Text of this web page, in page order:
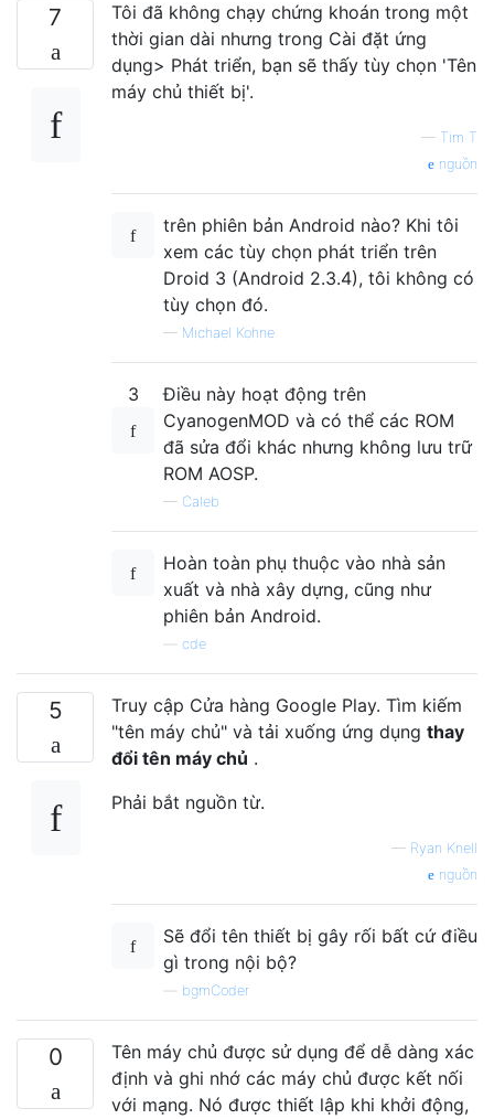
7
Tôi đã không chạy chứng khoán trong một
thời gian dài nhưng trong Cài đặt ứng
dụng> Phát triển, bạn sẽ thấy tùy chọn 'Tên
máy chủ thiết bị'.
— Tim T
nguồn
trên phiên bản Android nào? Khi tôi
xem các tùy chọn phát triển trên
Droid 3 (Android 2.3.4), tôi không có
tùy chọn đó.
— Michael Kohne
3
Điều này hoạt động trên
CyanogenMOD và có thể các ROM
đã sửa đổi khác nhưng không lưu trữ
ROM AOSP.
— Caleb
Hoàn toàn phụ thuộc vào nhà sản
xuất và nhà xây dựng, cũng như
phiên bản Android.
cde
5
Truy cập Cửa hàng Google Play. Tìm kiếm
"tên máy chủ" và tải xuống ứng dụng thay
đổi tên máy chủ .
Phải bắt nguồn từ.
— Ryan Knell
nguồn
Sẽ đổi tên thiết bị gây rối bất cứ điều
gì trong nội bộ?
bgmCoder
0
Tên máy chủ được sử dụng để dễ dàng xác
định và ghi nhớ các máy chủ được kết nối
với mạng. Nó được thiết lập khi khởi động,